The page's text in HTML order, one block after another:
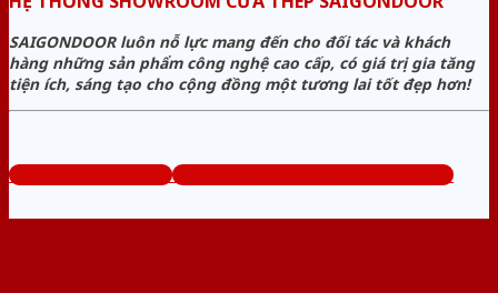
SAIGONDOOR luôn nỗ lực mang đến cho đối tác và khách
hàng những sản phẩm công nghệ cao cấp, có giá trị gia tăng
tiện ích, sáng tạo cho cộng đồng một tương lai tốt đẹp hơn!
www.bancuathep.com Tổng đài tư vấn miễn phí: 0824.400.400